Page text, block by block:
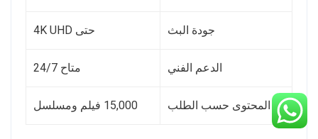
جودة البث حتى 4K UHD
الدعم الفني متاح 24/7
المحتوى حسب الطلب 15,000 فيلم ومسلسل